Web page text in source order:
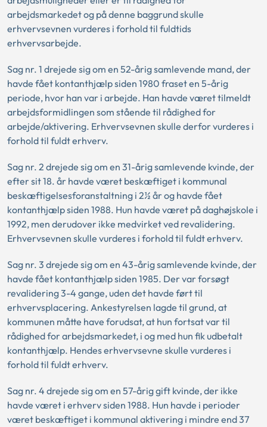
arbejdsmarkedet og på denne baggrund skulle
erhvervsevnen vurderes i forhold til fuldtids
erhvervsarbejde.
Sag nr. 1 drejede sig om en 52-årig samlevende mand, der
havde fået kontanthjælp siden 1980 fraset en 5-årig
periode, hvor han var i arbejde. Han havde været tilmeldt
arbejdsformidlingen som stående til rådighed for
arbejde/aktivering. Erhvervsevnen skulle derfor vurderes i
forhold til fuldt erhverv.
Sag nr. 2 drejede sig om en 31-årig samlevende kvinde, der
efter sit 18. år havde været beskæftiget i kommunal
beskæftigelsesforanstaltning i 2½ år og havde fået
kontanthjælp siden 1988. Hun havde været på daghøjskole i
1992, men derudover ikke medvirket ved revalidering.
Erhvervsevnen skulle vurderes i forhold til fuldt erhverv.
Sag nr. 3 drejede sig om en 43-årig samlevende kvinde, der
havde fået kontanthjælp siden 1985. Der var forsøgt
revalidering 3-4 gange, uden det havde ført til
erhvervsplacering. Ankestyrelsen lagde til grund, at
kommunen måtte have forudsat, at hun fortsat var til
rådighed for arbejdsmarkedet, i og med hun fik udbetalt
kontanthjælp. Hendes erhvervsevne skulle vurderes i
forhold til fuldt erhverv.
Sag nr. 4 drejede sig om en 57-årig gift kvinde, der ikke
havde været i erhverv siden 1988. Hun havde i perioder
været beskæftiget i kommunal aktivering i mindre end 37